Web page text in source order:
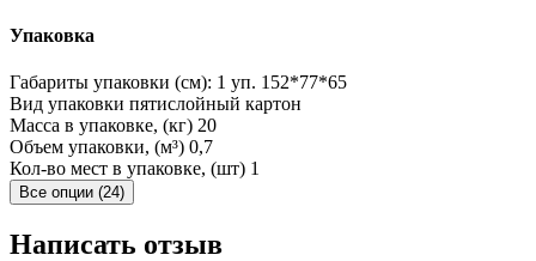
Упаковка
Габариты упаковки (см): 1 уп. 152*77*65
Вид упаковки пятислойный картон
Масса в упаковке, (кг) 20
Объем упаковки, (м³) 0,7
Кол-во мест в упаковке, (шт) 1
Все опции (24)
Написать отзыв